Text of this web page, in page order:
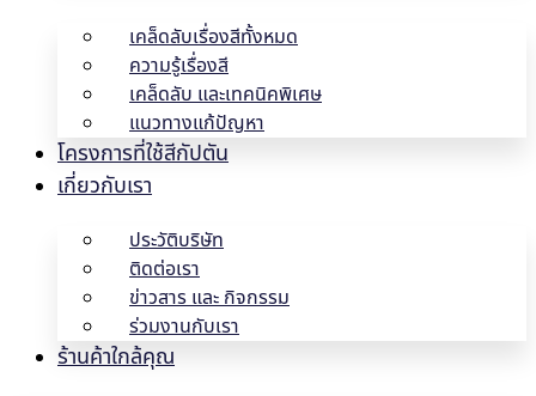
เคล็ดลับเรื่องสีทั้งหมด
ความรู้เรื่องสี
เคล็ดลับ และเทคนิคพิเศษ
แนวทางแก้ปัญหา
โครงการที่ใช้สีกัปตัน
เกี่ยวกับเรา
ประวัติบริษัท
ติดต่อเรา
ข่าวสาร และ กิจกรรม
ร่วมงานกับเรา
ร้านค้าใกล้คุณ